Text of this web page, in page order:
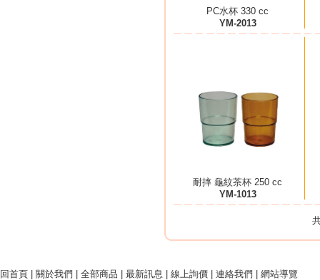
PC水杯 330 cc
YM-2013
耐摔 龜紋茶杯 250 cc
YM-1013
回首頁 關於我們 全部商品 最新訊息 線上詢價 連絡我們 網站導覽